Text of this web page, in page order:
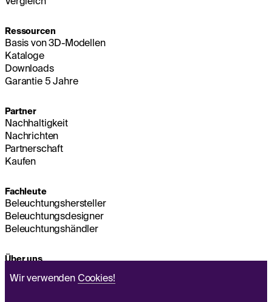
Wir verwenden Cookies!
Ressourcen
Basis von 3D-Modellen
Kataloge
Downloads
Garantie 5 Jahre
Partner
Nachhaltigkeit
Nachrichten
Partnerschaft
Kaufen
Fachleute
Beleuchtungshersteller
Beleuchtungsdesigner
Beleuchtungshändler
Über uns
Hauptsitz